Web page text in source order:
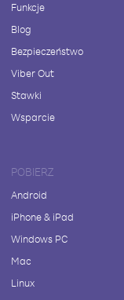
Funkcje
Blog
Bezpieczeństwo
Viber Out
Stawki
Wsparcie
POBIERZ
Android
iPhone & iPad
Windows PC
Mac
Linux